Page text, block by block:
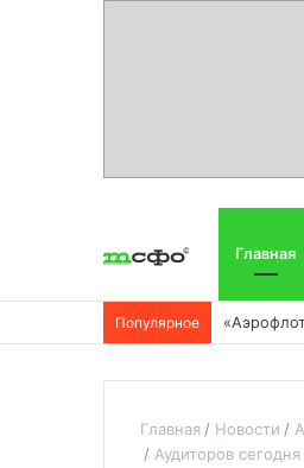
Главная
Популярное
Главная Новости
Аудиторов